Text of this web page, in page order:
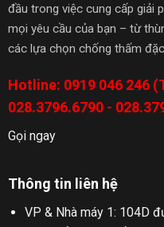
đầu trong việc cung cấp giải
mọi yêu cầu của bạn – từ
các lựa chọn chống thấm
Hotline: 0919 046 246
028.3796.6790 -
Gọi ngay
Thông tin liên hệ
VP & Nhà máy 1: 104D